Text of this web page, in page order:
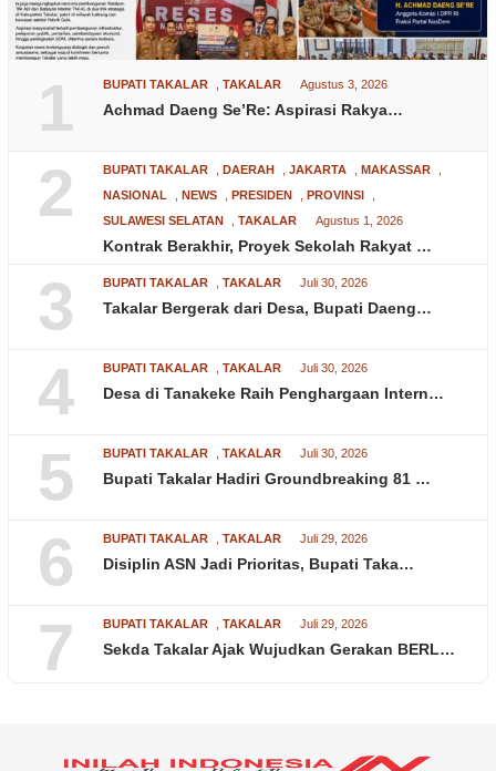
1 BUPATI TAKALAR TAKALAR Agustus 3, 2026
Achmad Daeng Se’Re: Aspirasi Rakya…
2 BUPATI TAKALAR DAERAH JAKARTA MAKASSAR
NASIONAL
NEWS PRESIDEN PROVINSI
SULAWESI SELATAN
TAKALAR Agustus 1, 2026
Kontrak Berakhir, Proyek Sekolah Rakyat …
3 BUPATI TAKALAR TAKALAR Juli 30, 2026
Takalar Bergerak dari Desa, Bupati Daeng…
4 BUPATI TAKALAR TAKALAR Juli 30, 2026
Desa di Tanakeke Raih Penghargaan Intern…
5 BUPATI TAKALAR TAKALAR Juli 30, 2026
Bupati Takalar Hadiri Groundbreaking 81 …
6 BUPATI TAKALAR TAKALAR Juli 29, 2026
Disiplin ASN Jadi Prioritas, Bupati Taka…
7 BUPATI TAKALAR TAKALAR Juli 29, 2026
Sekda Takalar Ajak Wujudkan Gerakan BERL…